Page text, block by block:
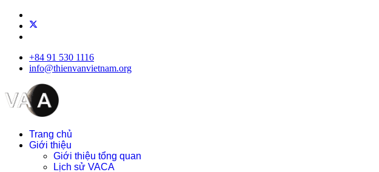
+84 91 530 1116
info@thienvanvietnam.org
Trang chủ
Giới thiệu
Giới thiệu tổng quan
Lịch sử VACA